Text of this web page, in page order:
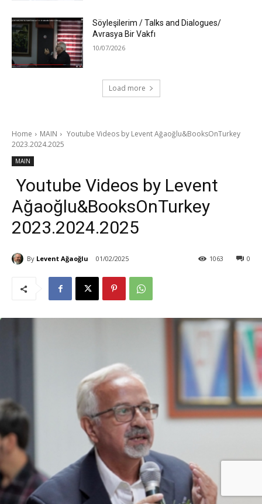
Söyleşilerim / Talks and Dialogues/
Avrasya Bir Vakfı
10/07/2026
Load more